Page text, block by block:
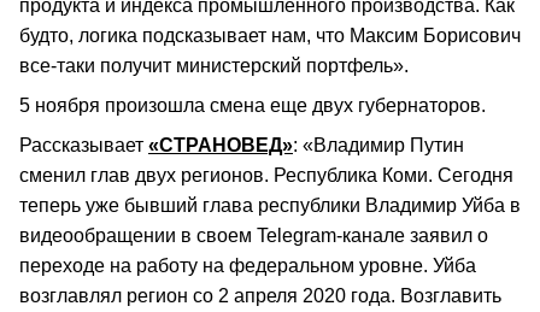
продукта и индекса промышленного производства. Как
будто, логика подсказывает нам, что Максим Борисович
все-таки получит министерский портфель».
5 ноября произошла смена еще двух губернаторов.
Рассказывает «СТРАНОВЕД»: «Владимир Путин
сменил глав двух регионов. Республика Коми. Сегодня
теперь уже бывший глава республики Владимир Уйба в
видеообращении в своем Telegram-канале заявил о
переходе на работу на федеральном уровне. Уйба
возглавлял регион со 2 апреля 2020 года. Возглавить